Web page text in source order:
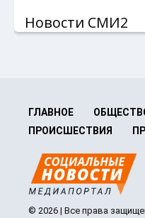
Новости СМИ2
ГЛАВНОЕ
ПРОИСШЕСТВИЯ
© 2026 | Все права